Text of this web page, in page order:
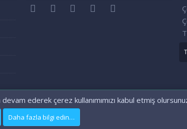
FacebookTwitter youtubeBize ulaşın
XenForo
© 2010-2021 XenForo Ltd.
OG:image sistemi
Theme © by ©XenTR
ederek çerez kullanımımızı kabul etmiş
Daha fazla bilgi edin…